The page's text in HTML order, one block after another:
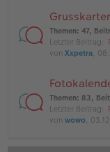
Themen: 47,
Letzter Beitrag:
von Xxpetra,
Themen: 83,
Letzter Beitrag:
von wowo,